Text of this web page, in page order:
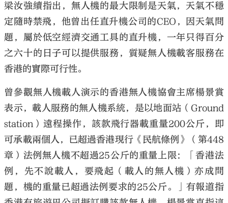
梁汝強續指出，無人機的最大限制是天氣，天氣不穩
定隨時禁飛，他曾出任直升機公司的CEO，因天氣問
題，屬於低空經濟交通工具的直升機，一年只得百分
之六十的日子可以提供服務，質疑無人機載客服務在
香港的實際可行性。
曾參觀無人機載人演示的香港無人機協會主席楊景賞
表示，載人服務的無人機系統，是以地面站（Ground
station）遠程操作，該款飛行器載重量200公斤，即
可承載兩個人，已超過香港現行《民航條例》（第448
章）法例無人機不超過25公斤的重量上限：「香港法
例，先不說載人，要飛起（載人的無人機）亦成問
題，機的重量已超過法例要求的25公斤。」有報道指